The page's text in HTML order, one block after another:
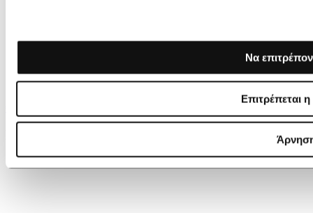
Να
Επιτρέπεται